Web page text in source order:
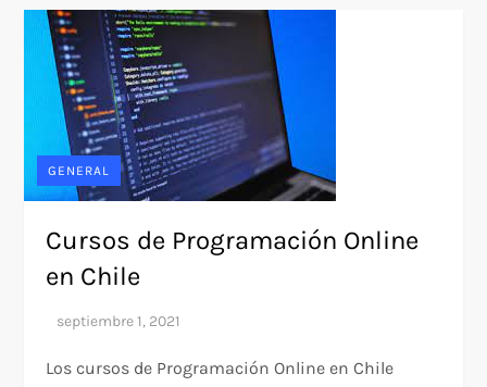
GENERAL
Cursos de Programación Online
en Chile
Los cursos de Programación Online en Chile